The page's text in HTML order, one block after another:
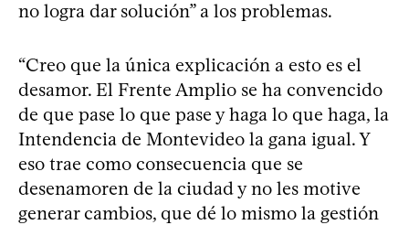
no logra dar solución” a los problemas.
“Creo que la única explicación a esto es el
desamor. El Frente Amplio se ha convencido
de que pase lo que pase y haga lo que haga, la
Intendencia de Montevideo la gana igual. Y
eso trae como consecuencia que se
desenamoren de la ciudad y no les motive
generar cambios, que dé lo mismo la gestión